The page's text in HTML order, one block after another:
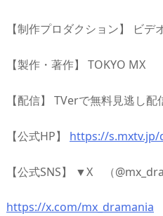
【制作プロダクション】 ビデ
【製作・著作】 TOKYO MX
【配信】 TVerで無料見逃し
【公式HP】 https://
【公式SNS】 ▼X （
https://x.com/mx_dramania